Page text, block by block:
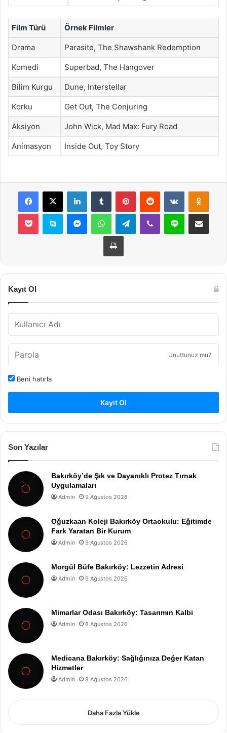
Film Türü Örnek Filmler
Drama Parasite, The Shawshank Redemption
Komedi Superbad, The Hangover
Bilim Kurgu Dune, Interstellar
Korku Get Out, The Conjuring
Aksiyon John Wick, Mad Max: Fury Road
Animasyon Inside Out, Toy Story
Facebook
X LinkedInTumblr PinterestReddit VKontakte
Pocket Skype MessengerWhatsAppTelegramViber Line E-Posta ile
Yazdır
Kayıt Ol
Unuttunuz mu?
Beni hatırla
Kayıt Ol
Son Yazılar
Bakırköy’de Şık ve Dayanıklı Protez Tırnak
Uygulamaları
Admin 9 Ağustos 2026
Oğuzkaan Koleji Bakırköy Ortaokulu: Eğitimde
Fark Yaratan Bir Kurum
Admin 9 Ağustos 2026
Morgül Büfe Bakırköy: Lezzetin Adresi
Admin 9 Ağustos 2026
Mimarlar Odası Bakırköy: Tasarımın Kalbi
Admin 8 Ağustos 2026
Medicana Bakırköy: Sağlığınıza Değer Katan
Hizmetler
Admin 8 Ağustos 2026
Daha Fazla Yükle